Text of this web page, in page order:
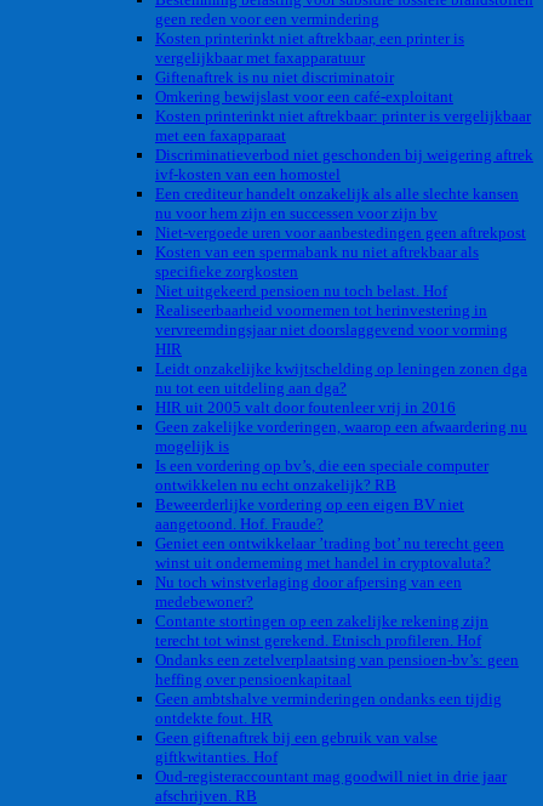
geen reden voor een vermindering
Kosten printerinkt niet aftrekbaar, een printer is
vergelijkbaar met faxapparatuur
Giftenaftrek is nu niet discriminatoir
Omkering bewijslast voor een café-exploitant
Kosten printerinkt niet aftrekbaar: printer is vergelijkbaar
met een faxapparaat
Discriminatieverbod niet geschonden bij weigering aftrek
ivf-kosten van een homostel
Een crediteur handelt onzakelijk als alle slechte kansen
nu voor hem zijn en successen voor zijn bv
Niet-vergoede uren voor aanbestedingen geen aftrekpost
Kosten van een spermabank nu niet aftrekbaar als
specifieke zorgkosten
Niet uitgekeerd pensioen nu toch belast. Hof
Realiseerbaarheid voornemen tot herinvestering in
vervreemdingsjaar niet doorslaggevend voor vorming
HIR
Leidt onzakelijke kwijtschelding op leningen zonen dga
nu tot een uitdeling aan dga?
HIR uit 2005 valt door foutenleer vrij in 2016
Geen zakelijke vorderingen, waarop een afwaardering nu
mogelijk is
Is een vordering op bv’s, die een speciale computer
ontwikkelen nu echt onzakelijk? RB
Beweerderlijke vordering op een eigen BV niet
aangetoond. Hof. Fraude?
Geniet een ontwikkelaar ’trading bot’ nu terecht geen
winst uit onderneming met handel in cryptovaluta?
Nu toch winstverlaging door afpersing van een
medebewoner?
Contante stortingen op een zakelijke rekening zijn
terecht tot winst gerekend. Etnisch profileren. Hof
Ondanks een zetelverplaatsing van pensioen-bv’s: geen
heffing over pensioenkapitaal
Geen ambtshalve verminderingen ondanks een tijdig
ontdekte fout. HR
Geen giftenaftrek bij een gebruik van valse
giftkwitanties. Hof
Oud-registeraccountant mag goodwill niet in drie jaar
afschrijven. RB